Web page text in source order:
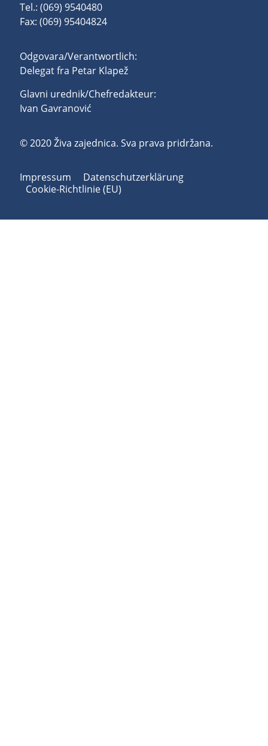
Tel.: (069) 9540480
Fax: (069) 95404824
Odgovara/Verantwortlich:
Delegat fra Petar Klapež
Glavni urednik/Chefredakteur:
Ivan Gavranović
© 2020 Živa zajednica. Sva prava pridržana.
Impressum
Datenschutzerklärung
Cookie-Richtlinie (EU)